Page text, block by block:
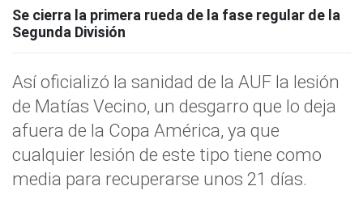
Se cierra la primera rueda de la fase regular de la
Segunda División
Así oficializó la sanidad de la AUF la lesión
de Matías Vecino, un desgarro que lo deja
afuera de la Copa América, ya que
cualquier lesión de este tipo tiene como
media para recuperarse unos 21 días.